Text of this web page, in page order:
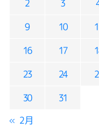
2 3
9 10
16 17
23 24
30 31
« 2月